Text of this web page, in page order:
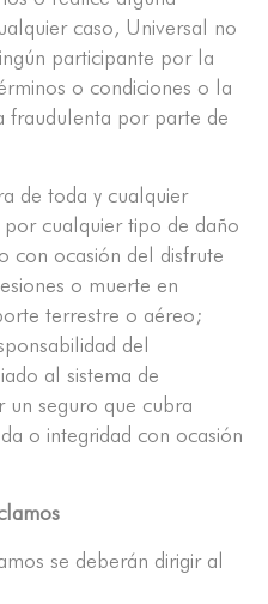
caso, Universal no
participante por la
o condiciones o la
fraudulenta por parte de
de toda y cualquier
cualquier tipo de daño
con ocasión del disfrute
o muerte en
terrestre o aéreo;
del
al sistema de
un seguro que cubra
o integridad con ocasión
se deberán dirigir al